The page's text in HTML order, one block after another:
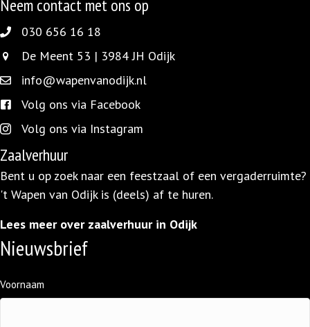
Neem contact met ons op
030 656 16 18
030 656 16 18
De Meent 53 | 3984 JH Odijk
De Meent 53 | 3984 JH Odijk
info@wapenvanodijk.nl
info@wapenvanodijk.nl
facebook.com/wapen.vanodijk/
Volg ons via Facebook
instagram.com/wapenvanodijk/
Volg ons via Instagram
Zaalverhuur
Bent u op zoek naar een feestzaal of een vergaderruimte?
't Wapen van Odijk is (deels) af te huren.
Lees meer over zaalverhuur in Odijk
Nieuwsbrief
Naam
(Vereist)
Voornaam